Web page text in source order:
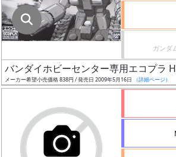
価
格
改
予
定
バンダイホビーセンター専用エコプラ
メーカー希望小売価格 838円 / 発売日 2009年5月16日 （詳細ページ）